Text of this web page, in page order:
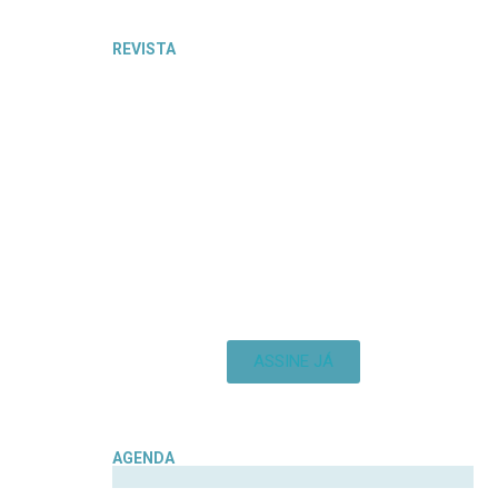
REVISTA
ASSINE JÁ
AGENDA